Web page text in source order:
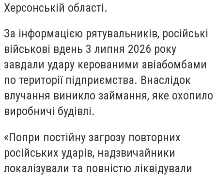
Херсонській області.
За інформацією рятувальників, російські
військові вдень 3 липня 2026 року
завдали удару керованими авіабомбами
по території підприємства. Внаслідок
влучання виникло займання, яке охопило
виробничі будівлі.
«Попри постійну загрозу повторних
російських ударів, надзвичайники
локалізували та повністю ліквідували